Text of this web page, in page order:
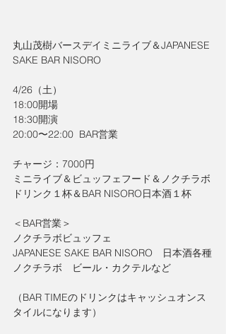
丸山茂樹バースデイミニライブ＆JAPANESE
SAKE BAR NISORO
4/26（土）
18:00開場
18:30開演
20:00〜22:00  BAR営業
チャージ：7000円
ミニライブ＆ビュッフェフード＆ノクチラボ
ドリンク１杯＆BAR NISORO日本酒１杯
＜BAR営業＞
ノクチラボビュッフェ
JAPANESE SAKE BAR NISORO　日本酒各種
ノクチラボ　ビール・カクテルなど
（BAR TIMEのドリンクはキャッシュオンス
タイルになります）